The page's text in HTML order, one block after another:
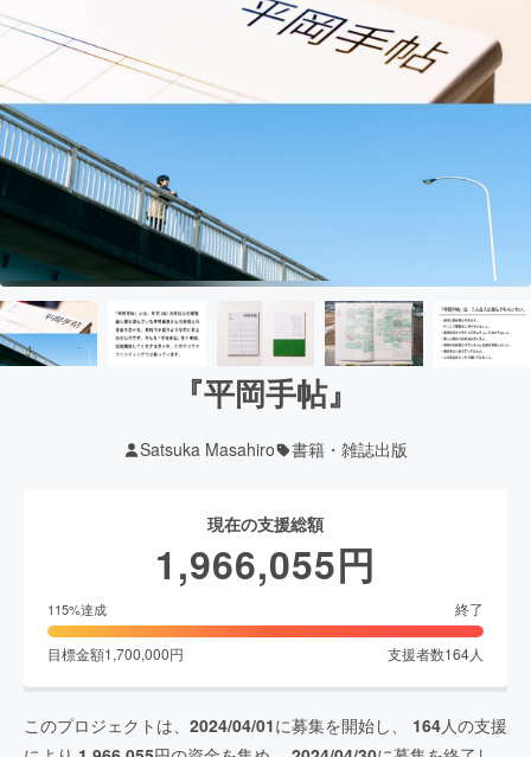
『平岡手帖』
Satsuka Masahiro 書籍・雑誌出版
現在の支援総額
1,966,055円
115%達成 終了
目標金額1,700,000円 支援者数164人
このプロジェクトは、 2024/04/01に募集を開始し、 164人の支援